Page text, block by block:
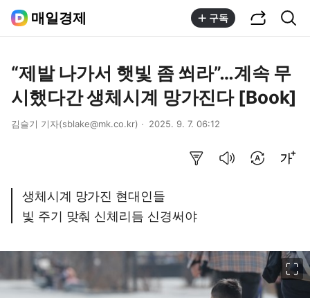
매일경제 구독
“제발 나가서 햇빛 좀 쐬라”…계속 무
시했다간 생체시계 망가진다 [Book]
김슬기 기자(sblake@mk.co.kr) 2025. 9. 7. 06:12
생체시계 망가진 현대인들
빛 주기 맞춰 신체리듬 신경써야